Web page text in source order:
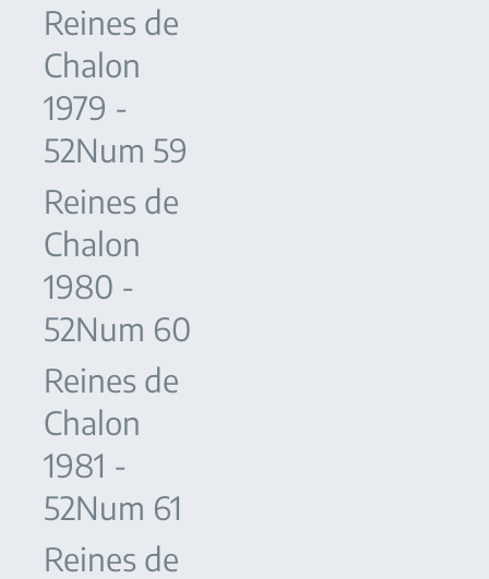
Reines de
Chalon
1979 -
52Num 59
Reines de
Chalon
1980 -
52Num 60
Reines de
Chalon
1981 -
52Num 61
Reines de